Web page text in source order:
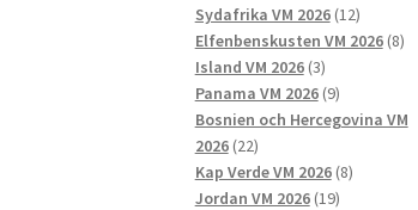
produkter
Sydafrika VM 2026 1212
produkter
Elfenbenskusten VM 2026 88
Island VM 2026 33
produkter
Panama VM 2026 99
produkter
Bosnien och Hercegovina VM
2026 2222
produkter
Kap Verde VM 2026 88
Jordan VM 2026 1919